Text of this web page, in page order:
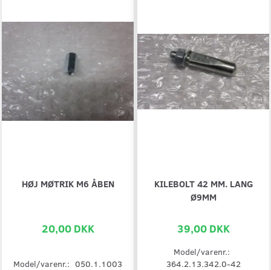
HØJ MØTRIK M6 ÅBEN
20,00 DKK
Model/varenr.: 050.1.1003
KILEBOLT 42 MM. LANG
Ø9MM
39,00 DKK
Model/varenr.:
364.2.13.342.0-42